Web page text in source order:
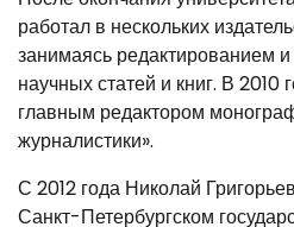
работал в нескольких
занимаясь редактированием и
научных статей и книг. В 2010
главным редактором
журналистики».
С 2012 года Николай
Санкт-Петербургском